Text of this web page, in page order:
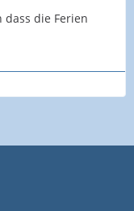
dass die Ferien